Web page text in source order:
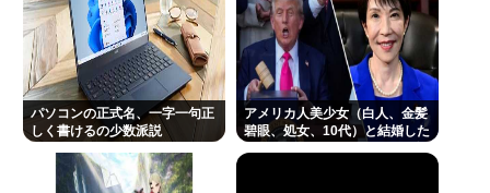
ジャンポケ斉藤「同意があったんです。本当です。
信じて下さい」 ←何でこの主張が通らないの？
(ヽ´ん`)「手術が始まった…大丈夫大丈夫落ち着け」
医師「キャー地震よー！」(;ﾟんﾟ)「！？」
元TBS山本里菜アナ、離婚を報告 4年間の結婚生活は
「宝物」…「話し合いを重ねた結果」決断
パソコンの正式名、一字一句正
しく書けるの少数派説
アメリカ人美少女（白人、金髪
碧眼、処女、10代）と結婚した